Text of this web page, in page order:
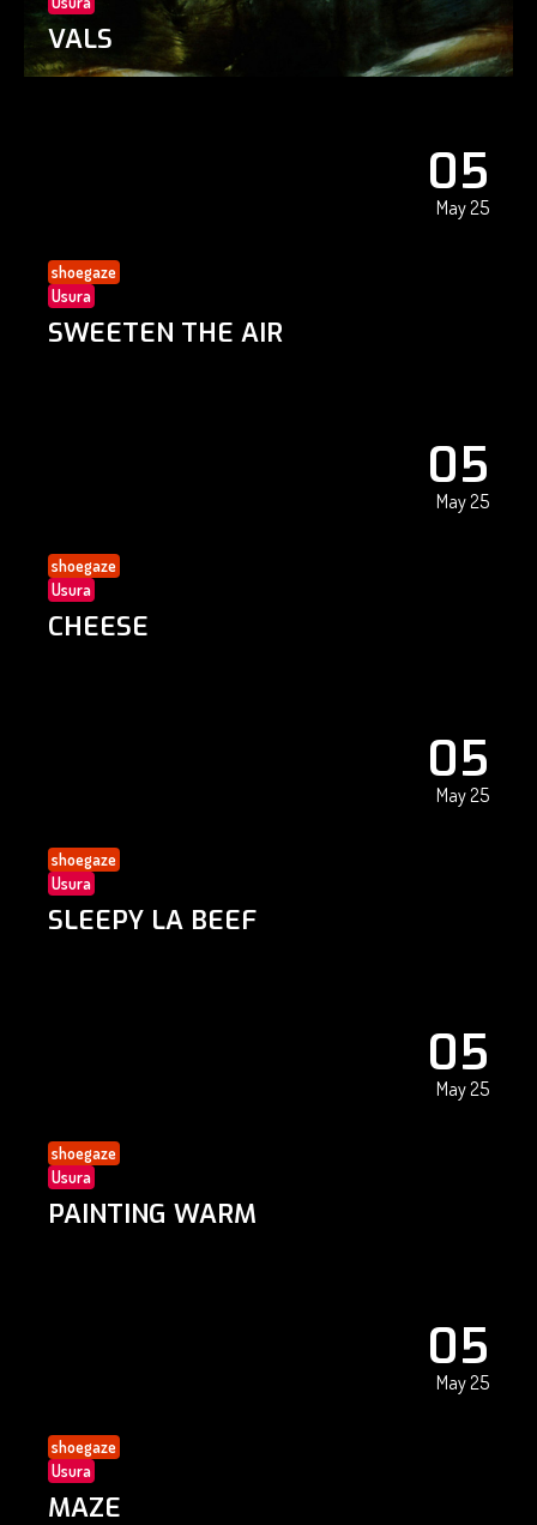
VALS
05
May 25
shoegaze
Usura
SWEETEN THE AIR
05
May 25
shoegaze
Usura
CHEESE
05
May 25
shoegaze
Usura
SLEEPY LA BEEF
05
May 25
shoegaze
Usura
PAINTING WARM
05
May 25
shoegaze
Usura
MAZE